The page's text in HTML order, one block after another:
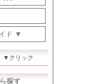
ド
▼クリック
探す